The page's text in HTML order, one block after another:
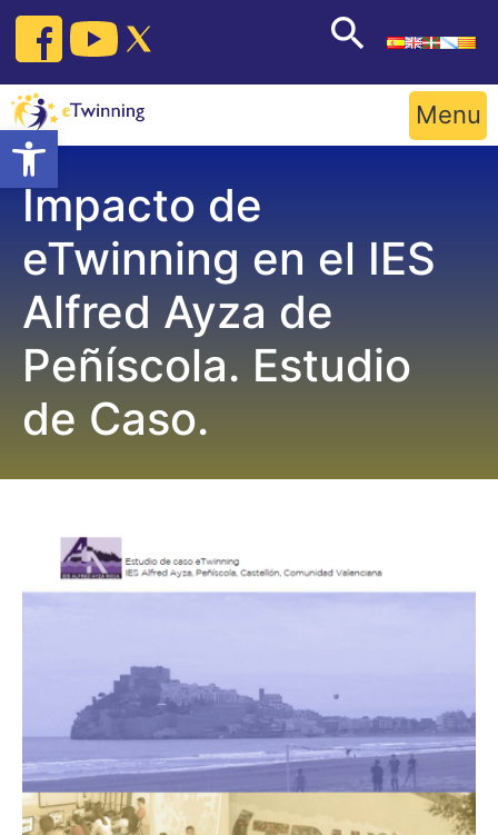
Open toolbar
Skip
content
Menu
Impacto de
eTwinning en el IES
Alfred Ayza de
Peñíscola. Estudio
de Caso.